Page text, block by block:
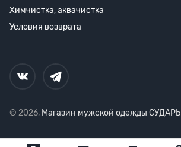
Химчистка, аквачистка
Условия возврата
© 2026, Магазин мужской одежды СУДАРЬ